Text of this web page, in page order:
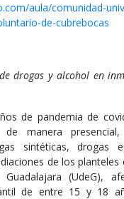
aula/comunidad-
de-cubrebocas
drogas y alcohol en
de pandemia de
manera
sintéticas, drogas
de los planteles
(UdeG),
de entre 15 y 18